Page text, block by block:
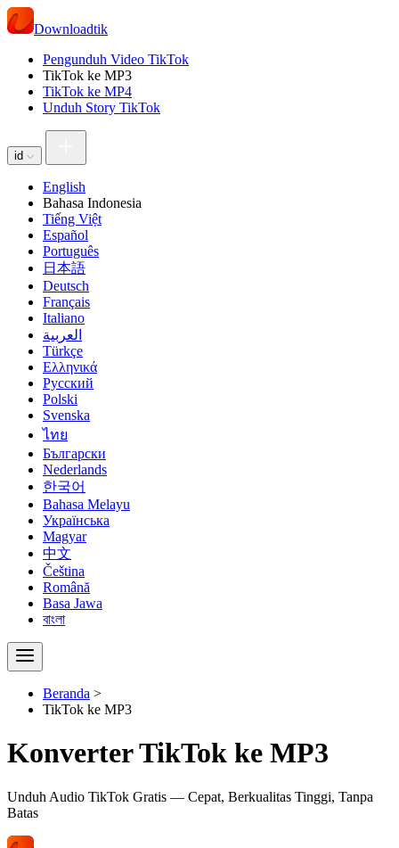
Downloadtik
Pengunduh Video TikTok
TikTok ke MP3
TikTok ke MP4
Unduh Story TikTok
id
English
Bahasa Indonesia
Tiếng Việt
Español
Português
日本語
Deutsch
Français
Italiano
العربية
Türkçe
Ελληνικά
Русский
Polski
Svenska
ไทย
Български
Nederlands
한국어
Bahasa Melayu
Українська
Magyar
中文
Čeština
Română
Basa Jawa
বাংলা
Beranda >
TikTok ke MP3
Konverter TikTok ke MP3
Unduh Audio TikTok Gratis — Cepat, Berkualitas Tinggi, Tanpa
Batas